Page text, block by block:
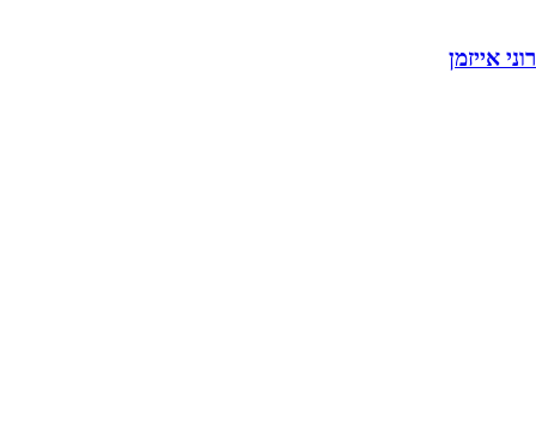
רוני אייזמן